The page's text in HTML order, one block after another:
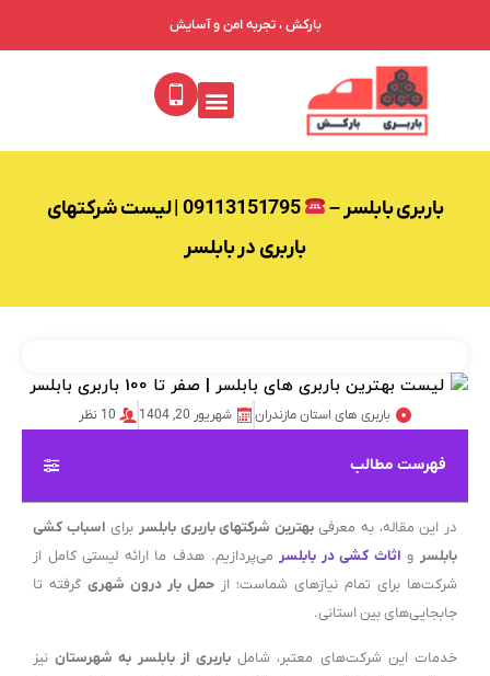
بارکش ، تجربه امن و آسایش
باربری بابلسر –
09113151795 | لیست شرکتهای
باربری در بابلسر
باربری های استان مازندران شهریور 20, 1404 10 نظر
فهرست مطالب
در این مقاله، به معرفیبهترین شرکتهای باربری بابلسر برای اسباب کشی
بابلسر و اثاث کشی در بابلسر می‌پردازیم. هدف ما ارائه لیستی کامل از
شرکت‌ها برای تمام نیازهای شماست؛ از حمل بار درون شهری گرفته تا
جابجایی‌های بین استانی.
خدمات این شرکت‌های معتبر، شامل باربری از بابلسر به شهرستاننیز